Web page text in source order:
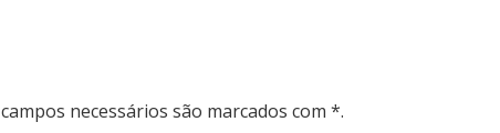
necessários são marcados com *.